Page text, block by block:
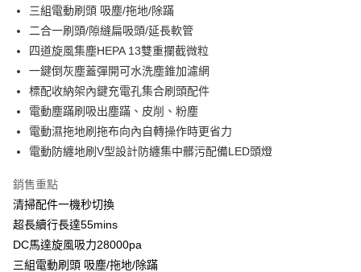
運送方式
每筆NT$100，滿NT$1,000(含以上)免運費
貨到付現給宅配司機 (大家電需貨到付款服務 請電洽0977103621)
每筆NT$150，滿NT$2,000(含以上)免運費
三組電動刷頭 吸塵/拖地/除蹣
二合一刷頭/隙縫扁吸頭/延長軟管
四道旋風集塵HEPA 13雙重攔截微粒
一鍵倒灰塵蓋彈開可水洗塵錐加濾網
標配收納架內鍵充電孔集合刷頭配件
電動塵蹣刷吸出塵蹣、皮削、粉塵
電動濕拖地刷拖布向內自轉操作時更省力
電動防纏地刷V型設計防纏集中髒污配備LED頭燈
銷售重點
清掃配件一機秒切換
超長續行長達55mins
DC馬達旋風吸力28000pa
三組電動刷頭 吸塵/拖地/除蹣